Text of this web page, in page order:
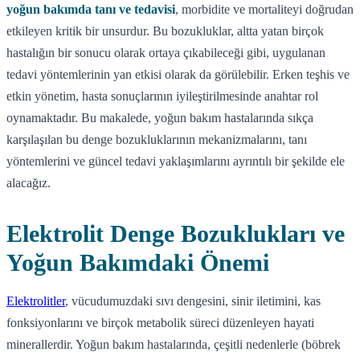
yoğun bakımda tanı ve tedavisi, morbidite ve mortaliteyi doğrudan
etkileyen kritik bir unsurdur. Bu bozukluklar, altta yatan birçok
hastalığın bir sonucu olarak ortaya çıkabileceği gibi, uygulanan
tedavi yöntemlerinin yan etkisi olarak da görülebilir. Erken teşhis ve
etkin yönetim, hasta sonuçlarının iyileştirilmesinde anahtar rol
oynamaktadır. Bu makalede, yoğun bakım hastalarında sıkça
karşılaşılan bu denge bozukluklarının mekanizmalarını, tanı
yöntemlerini ve güncel tedavi yaklaşımlarını ayrıntılı bir şekilde ele
alacağız.
Elektrolit Denge Bozuklukları ve
Yoğun Bakımdaki Önemi
Elektrolitler, vücudumuzdaki sıvı dengesini, sinir iletimini, kas
fonksiyonlarını ve birçok metabolik süreci düzenleyen hayati
minerallerdir. Yoğun bakım hastalarında, çeşitli nedenlerle (böbrek